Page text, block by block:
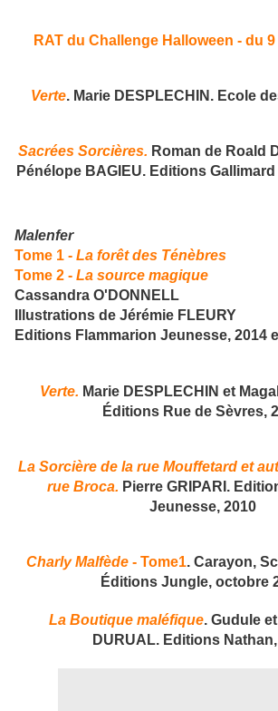
RAT du Challenge Halloween - du
Verte. Marie DESPLECHIN. Ecole
Sacrées Sorcières. Roman de Roald
Pénélope BAGIEU. Editions
Malenfer
Tome 1 - La forêt des Ténèbres
Tome 2 - La source magique
Cassandra O'DONNELL
Illustrations de Jérémie FLEURY
Editions Flammarion Jeunesse, 2014
Verte. Marie DESPLECHIN et
Éditions Rue de Sèvres,
La Sorcière de la rue Mouffetard et
rue Broca. Pierre GRIPARI.
Jeunesse, 2010
Charly Malfède- Tome1. Carayon,
Éditions Jungle, octobre
La Boutique maléfique. Gudule
DURUAL. Editions